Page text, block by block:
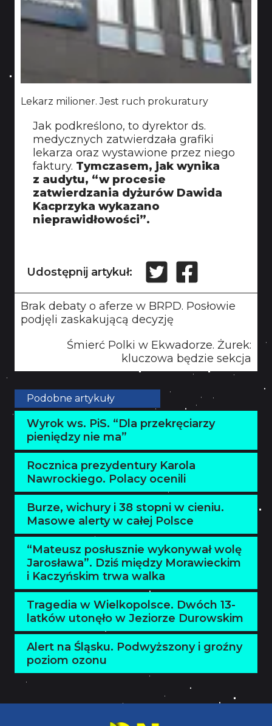
Lekarz milioner. Jest ruch prokuratury
Jak podkreślono, to dyrektor ds.
medycznych zatwierdzała grafiki
lekarza oraz wystawione przez niego
faktury. Tymczasem, jak wynika
z audytu, “w procesie
zatwierdzania dyżurów Dawida
Kacprzyka wykazano
nieprawidłowości”.
Udostępnij artykuł:
Brak debaty o aferze w BRPD. Posłowie
podjęli zaskakującą decyzję
Śmierć Polki w Ekwadorze. Żurek:
kluczowa będzie sekcja
Podobne artykuły
Wyrok ws. PiS. “Dla przekręciarzy
pieniędzy nie ma”
Rocznica prezydentury Karola
Nawrockiego. Polacy ocenili
Burze, wichury i 38 stopni w cieniu.
Masowe alerty w całej Polsce
“Mateusz posłusznie wykonywał wolę
Jarosława”. Dziś między Morawieckim
i Kaczyńskim trwa walka
Tragedia w Wielkopolsce. Dwóch 13-
latków utonęło w Jeziorze Durowskim
Alert na Śląsku. Podwyższony i groźny
poziom ozonu